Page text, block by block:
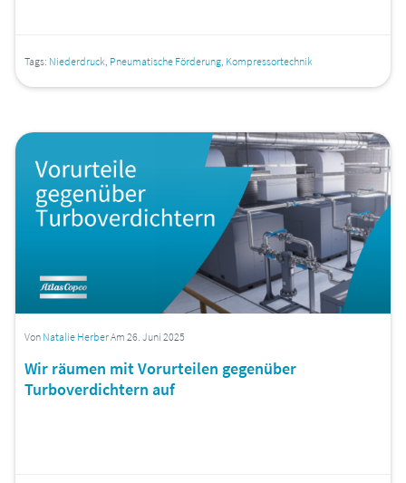
Tags: Niederdruck, Pneumatische Förderung, Kompressortechnik
Von Natalie HerberAm 26. Juni 2025
Wir räumen mit Vorurteilen gegenüber
Turboverdichtern auf